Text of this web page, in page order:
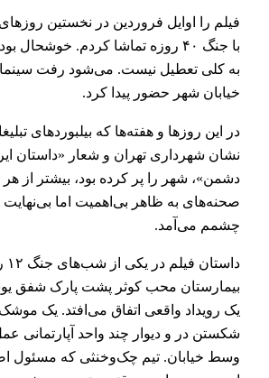
فیلم را اوایل فروردین در نخستین
با جنگ ۴۰ روزه تماشا کردم. خوشحال
به کلی تعطیل نیست. می‌شود رفت
خیابان شهر حضور پیدا کرد.
در این روزها و هفته‌ها که بیلبوردهای
نشان شهرداری تهران و شعار «داستان
دشمن»، شهر را پر کرده بود، بیشتر از هر
صحنه‌های‌ به ظاهر بی‌اهمیت اما
چشمم می‌آمد.
بیمارستان محب کوثر پشت پارک شفق
یک رویداد واقعی اتفاق می‌افتد. یک موشک
شکستن در و دیوار چند واحد آپارتمانی
وسط خیابان. تیم چک‌و‌خنثی که مسئول